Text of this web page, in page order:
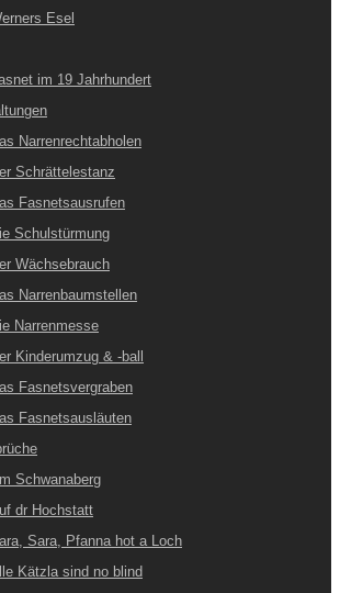
Esel
im 19 Jahrhundert
Narrenrechtabholen
Schrättelestanz
Fasnetsausrufen
Schulstürmung
Wächsebrauch
Narrenbaumstellen
Narrenmesse
Kinderumzug & -ball
Fasnetsvergraben
Fasnetsausläuten
Schwanaberg
dr Hochstatt
Sara, Pfanna hot a Loch
Kätzla sind no blind